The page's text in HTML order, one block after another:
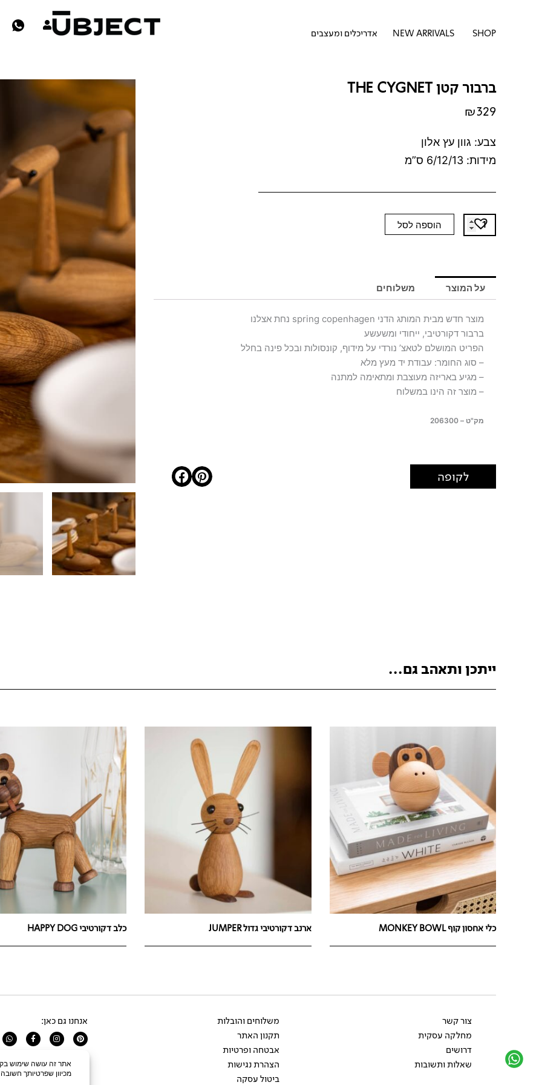
SHOP פתח SHOPNEW ARRIVALS אדריכלים ומעצבים
ברבור קטן THE CYGNET
₪329
צבע: גוון עץ אלון
מידות: 6/12/13 ס”מ
כמות
של
THE
CYGNET
הוספה לסל
על המוצר משלוחים
מוצר חדש מבית המותג הדני spring copenhagen נחת אצלנו
ברבור דקורטיבי, ייחודי ומשעשע
הפריט המושלם לטאצ’ נורדי על מידוף, קונסולות ובכל פינה בחלל
– סוג החומר: עבודת יד מעץ מלא
– מגיע באריזה מעוצבת ומתאימה למתנה
– מוצר זה הינו במשלוח
מק"ט – 206300
לקופה
ייתכן ותאהב גם...
כלי אחסון קוף MONKEY BOWL ארנב דקורטיבי גדול JUMPER כלב דקורטיבי HAPPY DOG
צור קשר
מחלקה עסקית
דרושים
שאלות ותשובות
משלוחים והובלות
תקנון האתר
אבטחה ופרטיות
הצהרת נגישות
ביטול עסקה
אנחנו גם כאן:
Pinterest
Instagram
Facebook-
f